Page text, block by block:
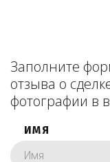
Заполните
отзыва о
фотографии в
ИМЯ